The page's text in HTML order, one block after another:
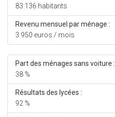
83 136 habitants
Revenu mensuel par ménage :
3 950 euros / mois
Part des ménages sans voiture :
38 %
Résultats des lycées :
92 %